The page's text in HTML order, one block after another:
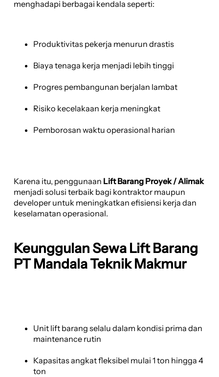
menghadapi berbagai kendala seperti:
Produktivitas pekerja menurun drastis
Biaya tenaga kerja menjadi lebih tinggi
Progres pembangunan berjalan lambat
Risiko kecelakaan kerja meningkat
Pemborosan waktu operasional harian
Karena itu, penggunaan Lift Barang Proyek / Alimak
menjadi solusi terbaik bagi kontraktor maupun
developer untuk meningkatkan efisiensi kerja dan
keselamatan operasional.
Keunggulan Sewa Lift Barang
PT Mandala Teknik Makmur
Unit lift barang selalu dalam kondisi prima dan
maintenance rutin
Kapasitas angkat fleksibel mulai 1 ton hingga 4
ton